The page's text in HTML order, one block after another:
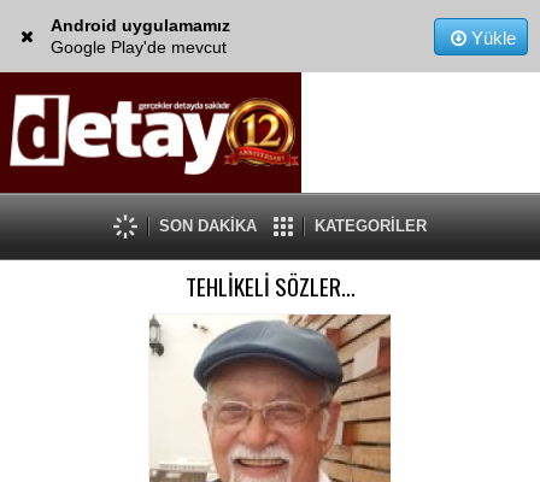
Android uygulamamız
Google Play'de mevcut
Yükle
SON DAKİKA KATEGORİLER
TEHLİKELİ SÖZLER…